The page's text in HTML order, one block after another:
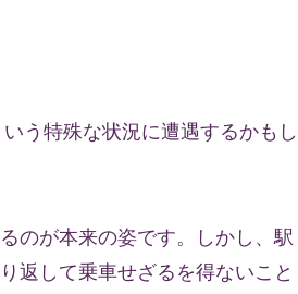
う特殊な状況に遭遇するかもし
のが本来の姿です。しかし、駅
返して乗車せざるを得ないこと